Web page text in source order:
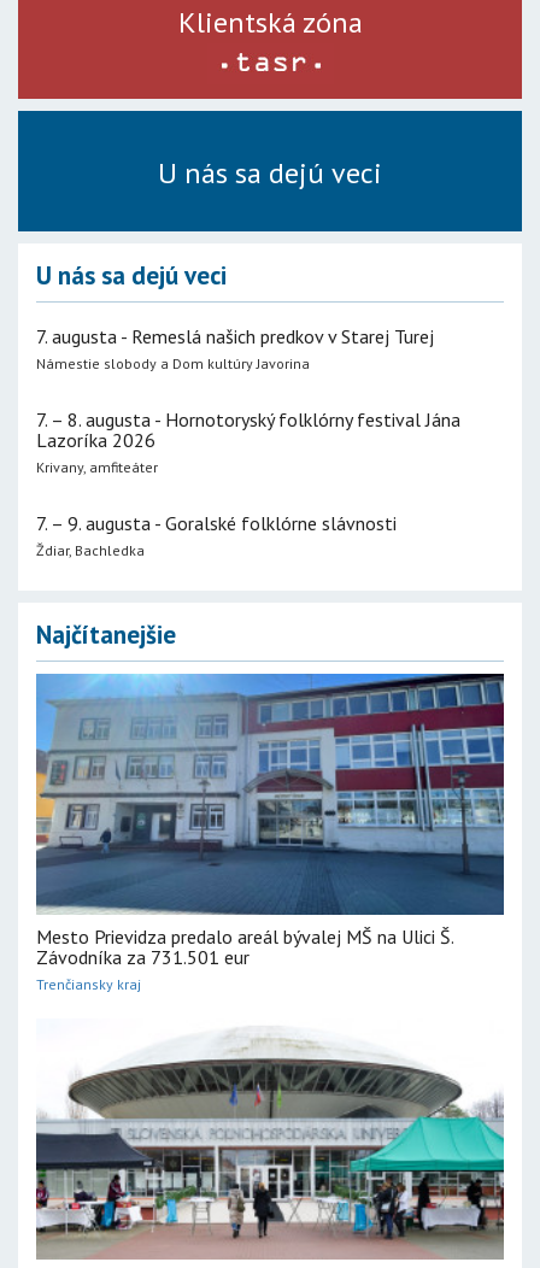
Klientská zóna
U nás sa dejú veci
U nás sa dejú veci
7. augusta - Remeslá našich predkov v Starej Turej
Námestie slobody a Dom kultúry Javorina
7. – 8. augusta - Hornotoryský folklórny festival Jána
Lazoríka 2026
Krivany, amfiteáter
7. – 9. augusta - Goralské folklórne slávnosti
Ždiar, Bachledka
Najčítanejšie
Mesto Prievidza predalo areál bývalej MŠ na Ulici Š.
Závodníka za 731.501 eur
Trenčiansky kraj